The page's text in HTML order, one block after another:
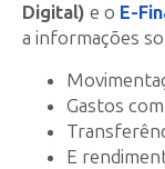
Digital) e o E-
a informações
Gastos
E